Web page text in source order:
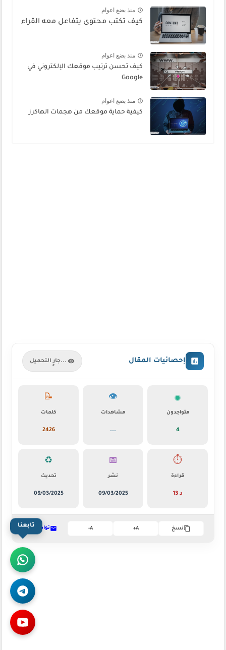
منذ بضع اعوام
كيف تكتب محتوى يتفاعل معه القراء
منذ بضع اعوام
كيف تحسن ترتيب موقعك الإلكتروني في
Google
منذ بضع اعوام
كيفية حماية موقعك من هجمات الهاكرز
إحصائيات المقال جارٍ التحميل...
متواجدون
4
👁️
مشاهدات
...
📝
كلمات
2426
⏱️
قراءة
13 د
📅
نشر
09/03/2025
♻️
تحديث
09/03/2025
نسخ A+
A- تواصلتابعنا